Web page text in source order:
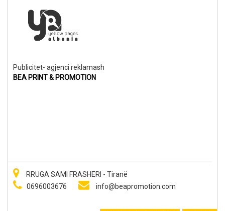
Publicitet- agjenci reklamash
BEA PRINT & PROMOTION
RRUGA SAMI FRASHERI - Tiranë
0696003676
info@beapromotion.com